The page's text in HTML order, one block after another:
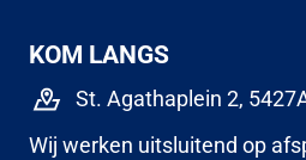
KOM LANGS
St. Agathaplein 2,
Wij werken uitsluitend op